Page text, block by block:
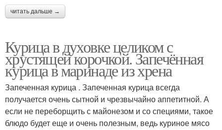
читать дальше →
Курица в духовке целиком с
хрустящей корочкой. Запечённая
курица в маринаде из хрена
Запеченная курица . Запеченная курица всегда
получается очень сытной и чрезвычайно аппетитной. А
если не переборщить с майонезом и со специями, такое
блюдо будет еще и очень полезным, ведь куриное мясо